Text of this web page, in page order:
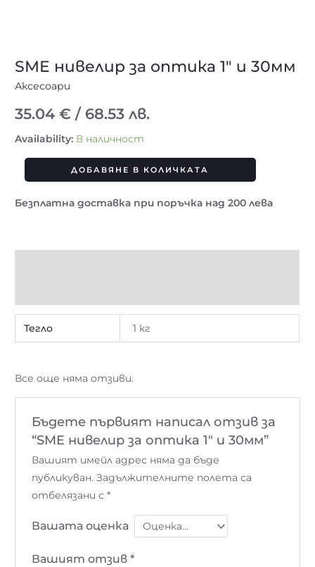
SME нивелир за оптика 1″ и 30мм
Аксесоари
35.04€ / 68.53 лв.
Availability: В наличност
ДОБАВЯНЕ В КОЛИЧКАТА
Безплатна доставка при поръчка над 200 лева
Тегло 1 кг
Все още няма отзиви.
Бъдете първият написал отзив за
“SME нивелир за оптика 1″ и 30мм”
Вашият имейл адрес няма да бъде
публикуван. Задължителните полета са
отбелязани с *
Вашата оценка
Вашият отзив *